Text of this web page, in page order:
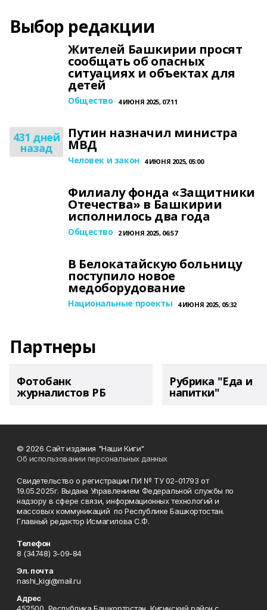
Выбор редакции
Жителей Башкирии просят
сообщать об опасных
ситуациях и объектах для
детей
Общество 4 ИЮНЯ 2025, 07:11
431 дней
назад
Путин назначил министра
МВД
Человек и закон 4 ИЮНЯ 2025, 05:00
Филиалу фонда «Защитники
Отечества» в Башкирии
исполнилось два года
Общество 2 ИЮНЯ 2025, 06:57
В Белокатайскую больницу
поступило новое
медоборудование
Национальные проекты 4 ИЮНЯ 2025, 05:32
Партнеры
Фотобанк
журналистов РБ
Рубрика "Еда и
напитки"
© 2026 Сайт издания "Наши Киги"
Об использовании персональных данных
Свидетельство о регистрации ПИ № ТУ 02-01793 от
19.05.2025г. Выдана Управлением Федеральной службы по
надзору в сфере связи, информационных технологий и
массовых коммуникаций по Республике Башкортостан.
Главный редактор Исмагилова С.Ф.
Телефон
8 (34748) 3-09-84
Эл. почта
nashi_kigi@mail.ru
Адрес